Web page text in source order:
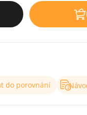
do porovnání